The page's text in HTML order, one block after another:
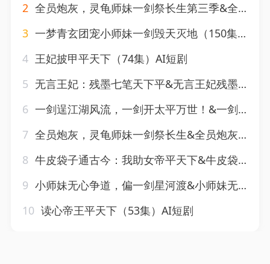
2 全员炮灰，灵龟师妹一剑祭长生第三季&全员炮灰灵龟师妹一剑祭长生第三季（118集）AI短剧
3 一梦青玄团宠小师妹一剑毁天灭地（150集）AI短剧
4 王妃披甲平天下（74集）AI短剧
5 无言王妃：残墨七笔天下平&无言王妃残墨七笔天下平（51集）AI短剧
6 一剑逞江湖风流，一剑开太平万世！&一剑逞江湖风流一剑开太平万世（172集）AI短剧
7 全员炮灰，灵龟师妹一剑祭长生&全员炮灰灵龟师妹一剑祭长生（110集）AI短剧
8 牛皮袋子通古今：我助女帝平天下&牛皮袋子通古今我助女帝平天下（43集）AI短剧
9 小师妹无心争道，偏一剑星河渡&小师妹无心争道偏一剑星河渡（74集）AI短剧
10 读心帝王平天下（53集）AI短剧